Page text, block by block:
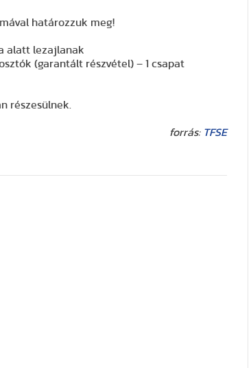
határozzuk meg!
alatt lezajlanak
(garantált részvétel) – 1 csapat
részesülnek.
forrás: TFSE